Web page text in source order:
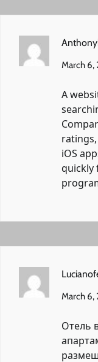
March 6,
A
iOS
quickly
March 6,
Отель